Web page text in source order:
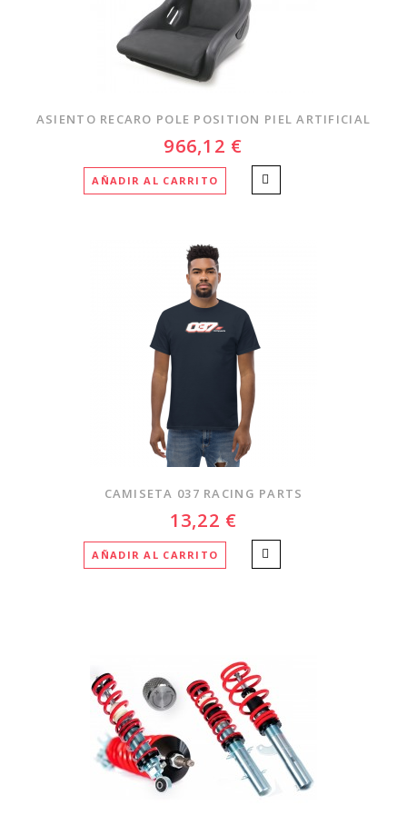
ASIENTO RECARO POLE POSITION PIEL ARTIFICIAL
966,12 €
AÑADIR AL CARRITO
CAMISETA 037 RACING PARTS
13,22 €
AÑADIR AL CARRITO